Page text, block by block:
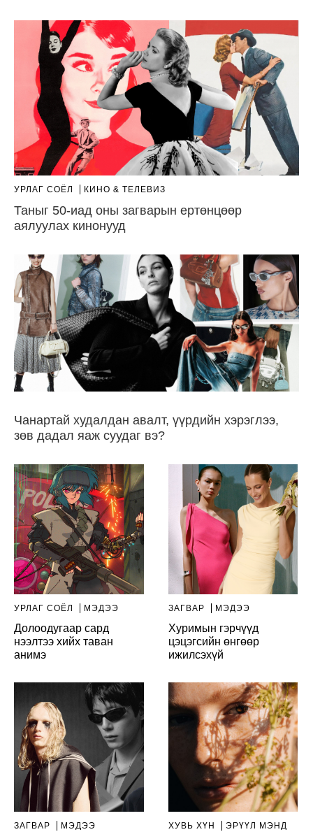
УРЛАГ СОЁЛ КИНО & ТЕЛЕВИЗ
Таныг 50-иад оны загварын ертөнцөөр
аялуулах кинонууд
Чанартай худалдан авалт, үүрдийн хэрэглээ,
зөв дадал яаж суудаг вэ?
УРЛАГ СОЁЛ МЭДЭЭ
Долоодугаар сард
нээлтээ хийх таван
анимэ
ЗАГВАР МЭДЭЭ
Хуримын гэрчүүд
цэцэгсийн өнгөөр
ижилсэхүй
ЗАГВАР МЭДЭЭ ХУВЬ ХҮН ЭРҮҮЛ МЭНД